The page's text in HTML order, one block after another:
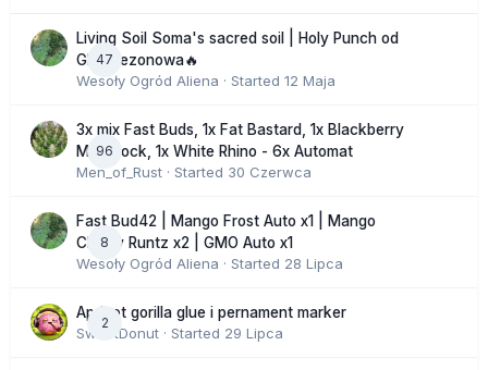
47
Living Soil Soma's sacred soil | Holy Punch od
GHS sezonowa🔥
Wesoły Ogród Aliena · Started 12 Maja
96
3x mix Fast Buds, 1x Fat Bastard, 1x Blackberry
Moonrock, 1x White Rhino - 6x Automat
Men_of_Rust · Started 30 Czerwca
8
Fast Bud42 | Mango Frost Auto x1 | Mango
Cherry Runtz x2 | GMO Auto x1
Wesoły Ogród Aliena · Started 28 Lipca
2
Apricot gorilla glue i pernament marker
SweetDonut · Started 29 Lipca